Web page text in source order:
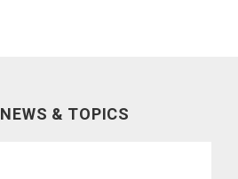
NEWS & TOPICS